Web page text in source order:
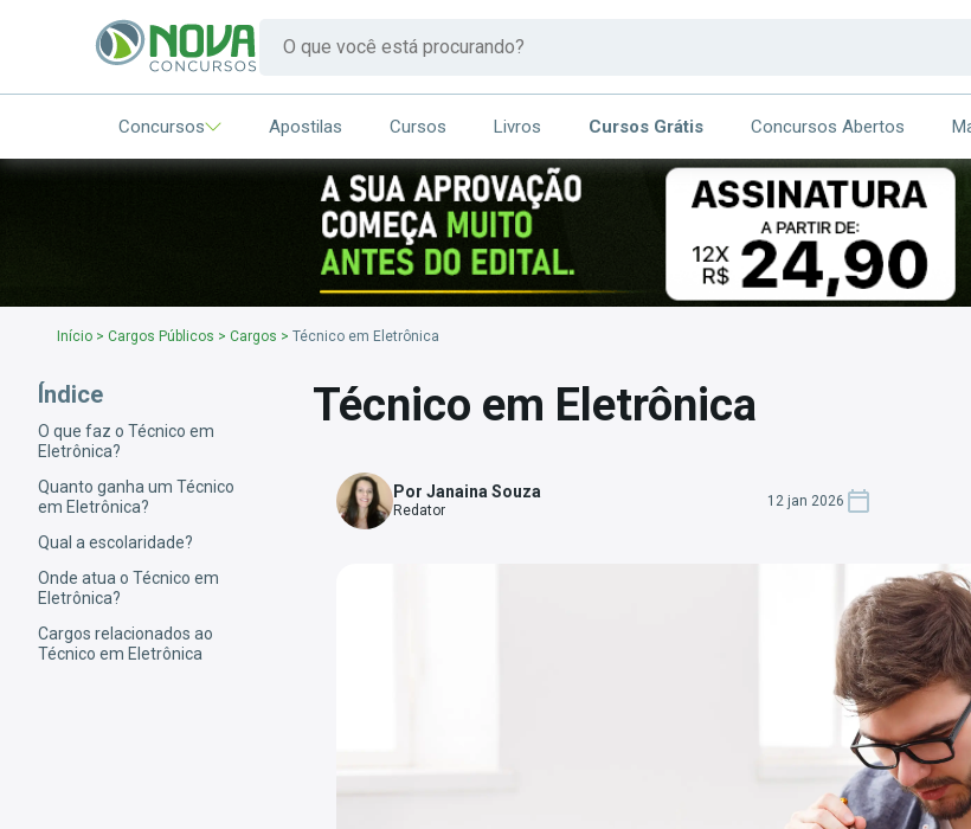
Concursos Apostilas Cursos Livros Cursos Grátis Concursos Abertos
Início > Cargos Públicos > Cargos > Técnico em Eletrônica
Índice
O que faz o Técnico em
Eletrônica?
Quanto ganha um Técnico
em Eletrônica?
Qual a escolaridade?
Onde atua o Técnico em
Eletrônica?
Cargos relacionados ao
Técnico em Eletrônica
Técnico em Eletrônica
Por Janaina Souza
Redator
12 jan 2026